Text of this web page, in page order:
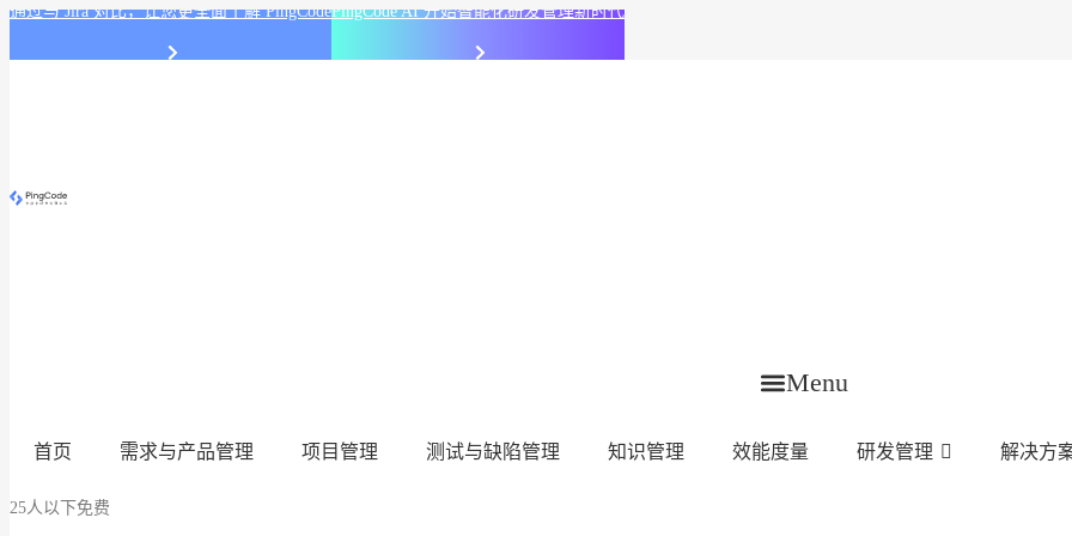
通过与 Jira 对比，让您更全面了解 PingCodePingCode AI 开始智能化研发管理新时代
Menu
首页 需求与产品管理 项目管理 测试与缺陷管理 知识管理 效能度量 研发管理 解决方
25人以下免费